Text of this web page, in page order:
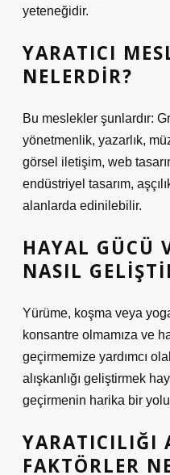
yeteneğidir.
YARATICI
NELERDIR?
Bu meslekler şunlardır:
yönetmenlik, yazarlık,
görsel iletişim, web
endüstriyel tasarım,
alanlarda edinilebilir.
HAYAL GÜCÜ
NASIL
Yürüme, koşma veya
konsantre olmamıza ve
geçirmemize yardımcı
alışkanlığı geliştirmek
geçirmenin harika bir
YARATICILIĞI
FAKTÖRLER